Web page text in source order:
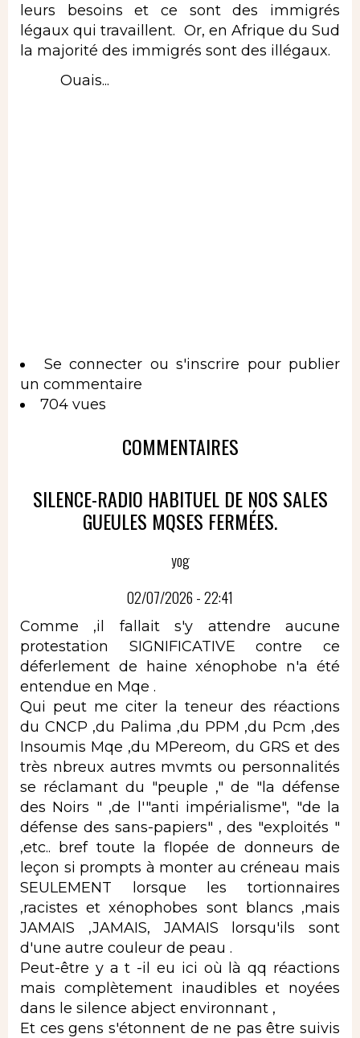
leurs besoins et ce sont des immigrés
légaux qui travaillent. Or, en Afrique du Sud
la majorité des immigrés sont des illégaux.
Ouais...
Se connecter ou s'inscrire pour publier
un commentaire
704 vues
COMMENTAIRES
SILENCE-RADIO HABITUEL DE NOS SALES
GUEULES MQSES FERMÉES.
yog
02/07/2026 - 22:41
Comme ,il fallait s'y attendre aucune
protestation SIGNIFICATIVE contre ce
déferlement de haine xénophobe n'a été
entendue en Mqe .
Qui peut me citer la teneur des réactions
du CNCP ,du Palima ,du PPM ,du Pcm ,des
Insoumis Mqe ,du MPereom, du GRS et des
très nbreux autres mvmts ou personnalités
se réclamant du "peuple ," de "la défense
des Noirs " ,de l'"anti impérialisme", "de la
défense des sans-papiers" , des "exploités "
,etc.. bref toute la flopée de donneurs de
leçon si prompts à monter au créneau mais
SEULEMENT lorsque les tortionnaires
,racistes et xénophobes sont blancs ,mais
JAMAIS ,JAMAIS, JAMAIS lorsqu'ils sont
d'une autre couleur de peau .
Peut-être y a t -il eu ici où là qq réactions
mais complètement inaudibles et noyées
dans le silence abject environnant ,
Et ces gens s'étonnent de ne pas être suivis